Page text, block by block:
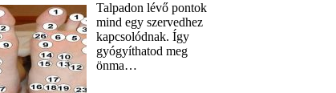
Talpadon lévő pontok
mind egy szervedhez
kapcsolódnak. Így
gyógyíthatod meg
önma…